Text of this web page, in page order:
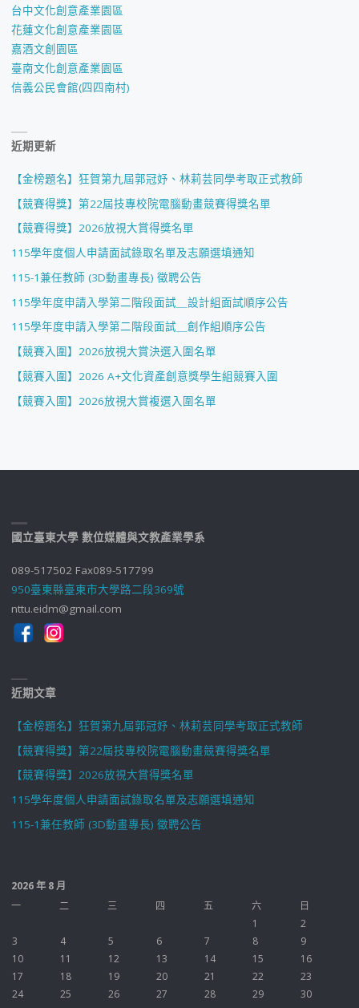
台中文化創意產業園區
花蓮文化創意產業園區
嘉酒文創園區
臺南文化創意產業園區
信義公民會館(四四南村)
近期更新
【金榜題名】狂賀第九屆郭冠妤、林莉芸同學考取正式教師
【競賽得獎】第22屆技專校院電腦動畫競賽得獎名單
【競賽得獎】2026放視大賞得獎名單
115學年度個人申請面試錄取名單及志願選填通知
115-1兼任教師 (3D動畫專長) 徵聘公告
115學年度申請入學第二階段面試＿設計組面試順序公告
115學年度申請入學第二階段面試＿創作組順序公告
【競賽入圍】2026放視大賞決選入圍名單
【競賽入圍】2026 A+文化資產創意獎學生組競賽入圍
【競賽入圍】2026放視大賞複選入圍名單
國立臺東大學 數位媒體與文教產業學系
089-517502 Fax089-517799
950臺東縣臺東市大學路二段369號
nttu.eidm@gmail.com
近期文章
【金榜題名】狂賀第九屆郭冠妤、林莉芸同學考取正式教師
【競賽得獎】第22屆技專校院電腦動畫競賽得獎名單
【競賽得獎】2026放視大賞得獎名單
115學年度個人申請面試錄取名單及志願選填通知
115-1兼任教師 (3D動畫專長) 徵聘公告
2026 年 8 月
一
二 三 四 五 六
日
1
2
3
4 5 6 7 8
9
10
11 12 13 14 15
16
17
18 19 20 21 22
23
24
25 26 27 28 29
30